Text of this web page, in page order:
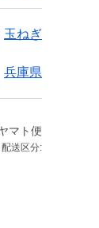
玉ねぎ
兵庫県
マト便
配送区分: